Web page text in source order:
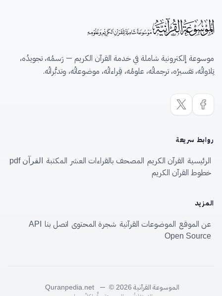
موسوعة إلكترونية شاملة في خدمة القرآن الكريم — رَسمُه، تجويدُه،
تِلاواتُه، تفسيرُه، ترجماتُه، علومُه، قِراءاتُه، موضوعاتُه، وتدبُّراتُه.
روابط سريعة
الرئيسية القرآن الكريم المصحف بالقراءات العشر المكتبة القرآن pdf
خطوط القرآن الكريم
المزيد
عن الموقع الموضوعات القرآنية شجرة المحتوى اتصل بنا
API
Open Source
الموسوعة القرآنية Quranpedia.net — © 2026